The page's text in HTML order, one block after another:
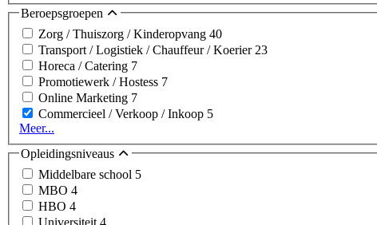
Beroepsgroepen
Zorg / Thuiszorg / Kinderopvang 40
Transport / Logistiek / Chauffeur / Koerier 23
Horeca / Catering 7
Promotiewerk / Hostess 7
Online Marketing 7
Commercieel / Verkoop / Inkoop 5
Meer...
Opleidingsniveaus
Middelbare school 5
MBO 4
HBO 4
Universiteit 4